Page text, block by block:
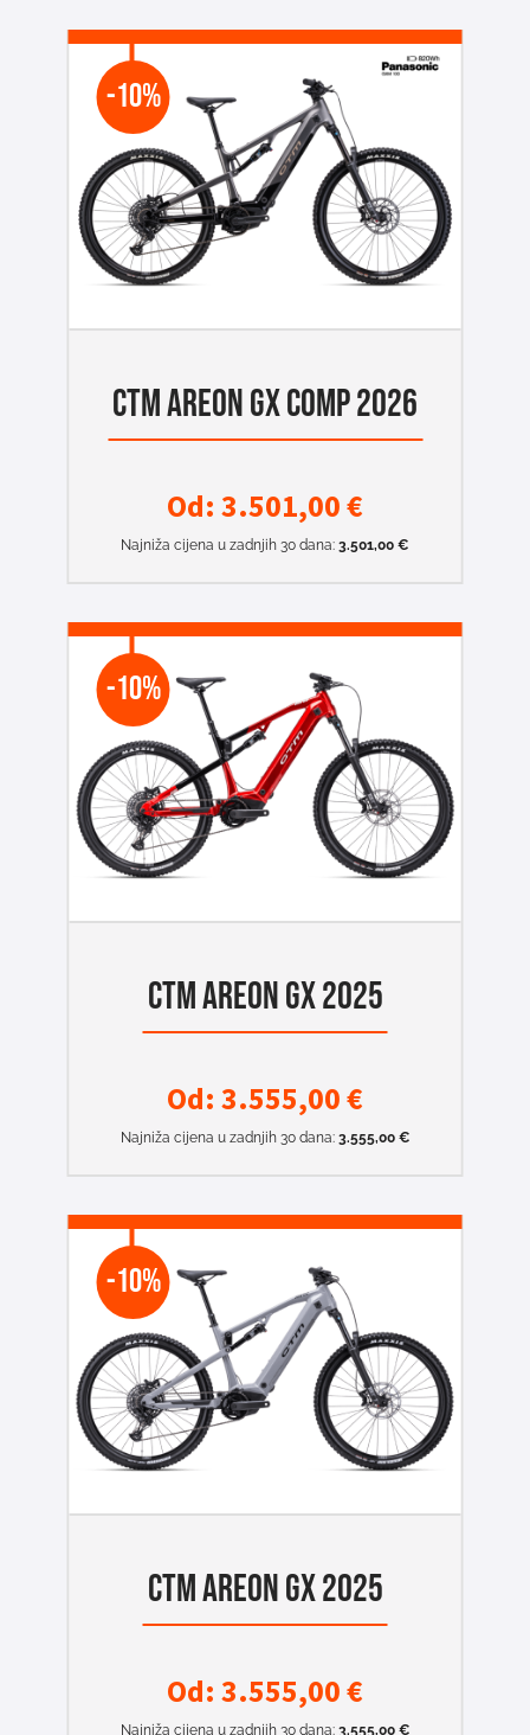
-10%
CTM AREON GX COMP 2026
Od:3.501,00€
Najniža cijena u zadnjih 30 dana: 3.501,00 €
-10%
CTM AREON GX 2025
Od:3.555,00€
Najniža cijena u zadnjih 30 dana: 3.555,00 €
-10%
CTM AREON GX 2025
Od:3.555,00€
Najniža cijena u zadnjih 30 dana: 3.555,00 €